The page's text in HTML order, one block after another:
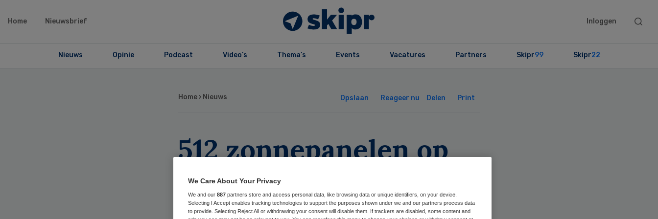
Home Nieuwsbrief Inloggen
Search
Nieuws Opinie Podcast Video’s Thema’s Events Vacatures Partners Skipr99 Skipr22
Home › Nieuws Opslaan Reageer nu Delen Print
512 zonnepanelen op
zorghuis in Voorst
We Care About Your Privacy
We and our 887 partners store and access personal data, like browsing data or unique identifiers, on your device.
Selecting I Accept enables tracking technologies to support the purposes shown under we and our partners process data
to provide. Selecting Reject All or withdrawing your consent will disable them. If trackers are disabled, some content and